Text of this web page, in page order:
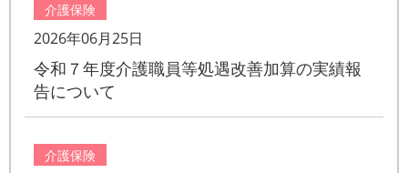
介護保険
2026年06月25日
令和７年度介護職員等処遇改善加算の実績報
告について
介護保険